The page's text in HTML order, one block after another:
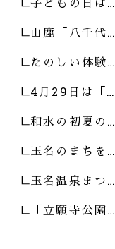
山鹿「八千代…
たのしい体験…
4月29日は「…
和水の初夏の…
玉名のまちを…
玉名温泉まつ…
「立願寺公園…